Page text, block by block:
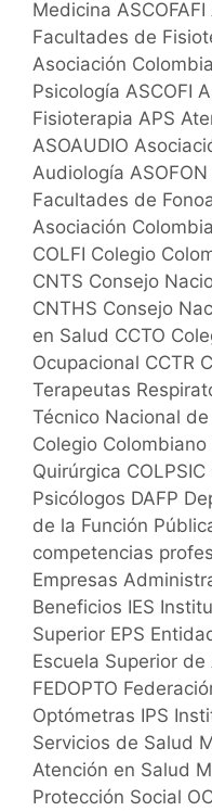
Medicina
Facultades de
Asociación
Psicología ASCOFI
Fisioterapia APS
ASOAUDIO
Audiología
Facultades de
Asociación
COLFI Colegio
CNTS Consejo
CNTHS Consejo
en Salud CCTO
Ocupacional CCTR
Terapeutas
Técnico Nacional
Colegio
Quirúrgica
Psicólogos DAFP
de la Función
competencias
Empresas
Beneficios IES
Superior EPS
Escuela Superior
FEDOPTO
Optómetras IPS
Servicios de Salud
Atención en Salud
Protección Social